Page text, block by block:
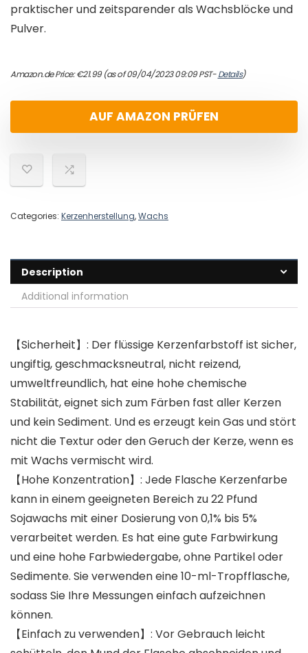
praktischer und zeitsparender als Wachsblöcke und
Pulver.
Amazon.de Price:€21.99(as of 09/04/2023 09:09 PST-Details)
AUF AMAZON PRÜFEN
Categories: Kerzenherstellung,Wachs
Description
Additional information
【Sicherheit】: Der flüssige Kerzenfarbstoff ist sicher,
ungiftig, geschmacksneutral, nicht reizend,
umweltfreundlich, hat eine hohe chemische
Stabilität, eignet sich zum Färben fast aller Kerzen
und kein Sediment. Und es erzeugt kein Gas und stört
nicht die Textur oder den Geruch der Kerze, wenn es
mit Wachs vermischt wird.
【Hohe Konzentration】: Jede Flasche Kerzenfarbe
kann in einem geeigneten Bereich zu 22 Pfund
Sojawachs mit einer Dosierung von 0,1% bis 5%
verarbeitet werden. Es hat eine gute Farbwirkung
und eine hohe Farbwiedergabe, ohne Partikel oder
Sedimente. Sie verwenden eine 10-ml-Tropfflasche,
sodass Sie Ihre Messungen einfach aufzeichnen
können.
【Einfach zu verwenden】: Vor Gebrauch leicht